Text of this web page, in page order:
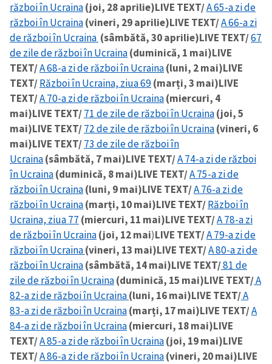
război în Ucraina(joi, 28 aprilie)LIVE TEXT/A 65-a zi de
război în Ucraina(vineri, 29 aprilie)LIVE TEXT/A 66-a zi
de război în Ucraina (sâmbătă, 30 aprilie)LIVE TEXT/67
de zile de război în Ucraina(duminică, 1 mai)LIVE
TEXT/A 68-a zi de război în Ucraina(luni, 2 mai)LIVE
TEXT/Război în Ucraina, ziua 69(marți, 3 mai)LIVE
TEXT/A 70-a zi de război în Ucraina(miercuri, 4
mai)LIVE TEXT/71 de zile de război în Ucraina(joi, 5
mai)LIVE TEXT/72 de zile de război în Ucraina(vineri, 6
mai)LIVE TEXT/73 de zile de război în
Ucraina(sâmbătă, 7 mai)LIVE TEXT/A 74-a zi de război
în Ucraina(duminică, 8 mai)LIVE TEXT/A 75-a zi de
război în Ucraina(luni, 9 mai)LIVE TEXT/A 76-a zi de
război în Ucraina(marți, 10 mai)LIVE TEXT/Război în
Ucraina, ziua 77 (miercuri, 11 mai)LIVE TEXT/A 78-a zi
de război în Ucraina(joi, 12 mai)LIVE TEXT/A 79-a zi de
război în Ucraina(vineri, 13 mai)LIVE TEXT/A 80-a zi de
război în Ucraina(sâmbătă, 14 mai)LIVE TEXT/81 de
zile de război în Ucraina(duminică, 15 mai)LIVE TEXT/A
82-a zi de război în Ucraina(luni, 16 mai)LIVE TEXT/A
83-a zi de război în Ucraina(marți, 17 mai)LIVE TEXT/A
84-a zi de război în Ucraina(miercuri, 18 mai)LIVE
TEXT/A 85-a zi de război în Ucraina(joi, 19 mai)LIVE
TEXT/A 86-a zi de război în Ucraina(vineri, 20 mai)LIVE